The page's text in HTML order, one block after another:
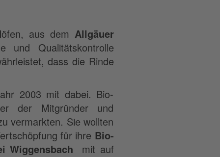
aus dem Allgäuer
und Qualitätskontrolle
dass die Rinde
2003 mit dabei. Bio-
der Mitgründer und
vermarkten. Sie wollten
für ihre Bio-
Wiggensbach mit auf